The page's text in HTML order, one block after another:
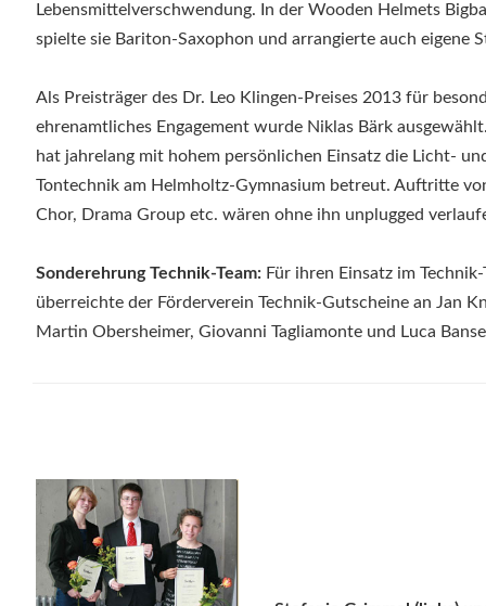
Lebensmittelverschwendung. In der Wooden Helmets
spielte sie Bariton-Saxophon und arrangierte auch eigene
Als Preisträger des Dr. Leo Klingen-Preises 2013 für
ehrenamtliches Engagement wurde Niklas Bärk
hat jahrelang mit hohem persönlichen Einsatz die Licht-
Tontechnik am Helmholtz-Gymnasium betreut. Auftritte
Chor, Drama Group etc. wären ohne ihn unplugged
Sonderehrung Technik-Team: Für ihren Einsatz im Technik-
überreichte der Förderverein Technik-Gutscheine an Jan
Martin Obersheimer, Giovanni Tagliamonte und Luca